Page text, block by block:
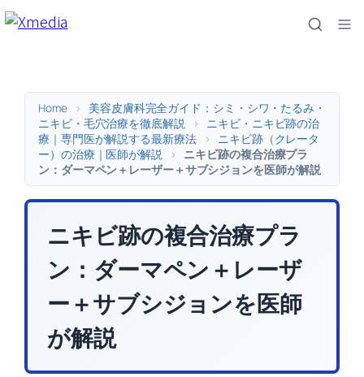
内
Home >
美容皮膚科完全ガイド：シミ・シワ・たるみ・
ニキビ・毛穴治療を徹底解説
>
ニキビ・ニキビ跡の治
療｜専門医が解説する最新療法
>
ニキビ跡（クレータ
ー）の治療｜医師が解説
>
ニキビ跡の複合治療プラ
ン：ダーマペン＋レーザー＋サブシジョンを医師が解説
ニキビ跡の複合治療プラ
ン：ダーマペン＋レーザ
ー＋サブシジョンを医師
が解説